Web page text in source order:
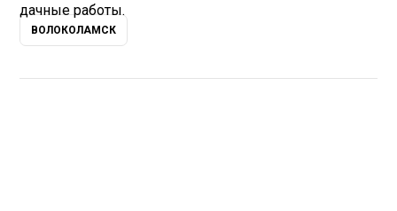
дачные работы.
ВОЛОКОЛАМСК